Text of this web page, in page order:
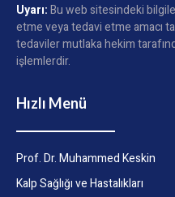
Uyarı:Bu web sitesindeki
etme veya tedavi etme amacı
tedaviler mutlaka hekim
işlemlerdir.
Hızlı Menü
Prof. Dr. Muhammed Keskin
Kalp Sağlığı ve Hastalıkları